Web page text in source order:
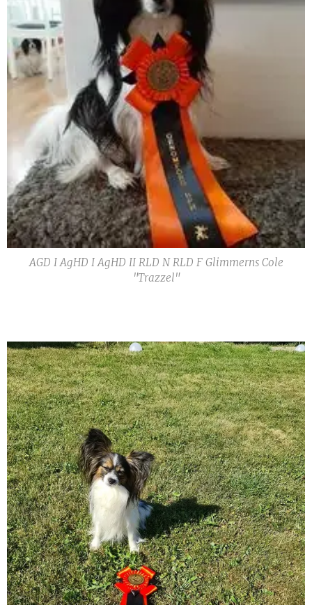
AGD I AgHD I AgHD II RLD N RLD F Glimmerns Cole
"Trazzel"